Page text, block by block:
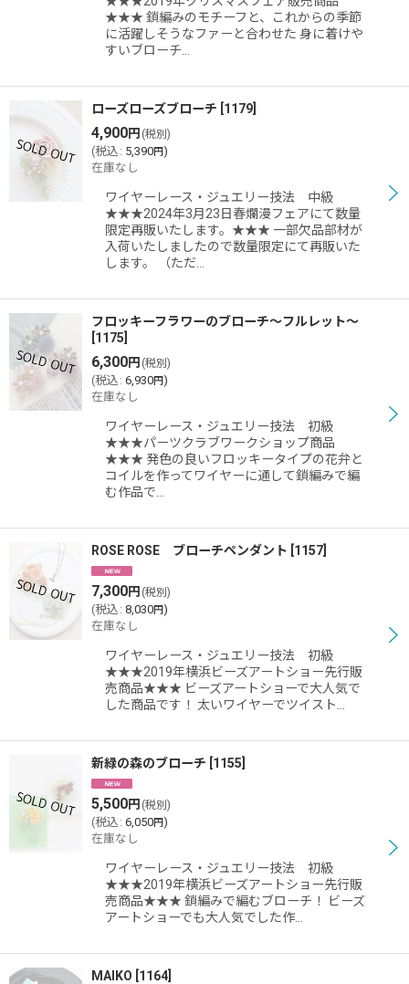
★★★ 鎖編みのモチーフと、これからの季節
に活躍しそうなファーと合わせた 身に着けや
すいブローチ…
ローズローズブローチ 1179
4,900円 (税別)
(税込 : 5,390円)
在庫なし
ワイヤーレース・ジュエリー技法 中級
★★★2024年3月23日春爛漫フェアにて数量
限定再販いたします。★★★ 一部欠品部材が
入荷いたしましたので数量限定にて再販いた
します。 （ただ…
フロッキーフラワーのブローチ〜フルレット〜
1175
6,300円 (税別)
(税込 : 6,930円)
在庫なし
ワイヤーレース・ジュエリー技法 初級
★★★パーツクラブワークショップ商品
★★★ 発色の良いフロッキータイプの花弁と
コイルを作ってワイヤーに通して鎖編みで編
む作品で…
ROSE ROSE ブローチペンダント 1157
7,300円 (税別)
(税込 : 8,030円)
在庫なし
ワイヤーレース・ジュエリー技法 初級
★★★2019年横浜ビーズアートショー先行販
売商品★★★ ビーズアートショーで大人気で
した商品です！ 太いワイヤーでツイスト…
新緑の森のブローチ 1155
5,500円 (税別)
(税込 : 6,050円)
在庫なし
ワイヤーレース・ジュエリー技法 初級
★★★2019年横浜ビーズアートショー先行販
売商品★★★ 鎖編みで編むブローチ！ ビーズ
アートショーでも大人気でした作…
MAIKO 1164